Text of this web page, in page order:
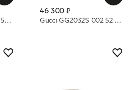
Gucci GG2097SK 001 58 очки с/з
46 300 ₽
Gucci GG2032S 002 52 очки с/з